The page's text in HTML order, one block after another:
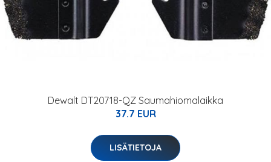
Dewalt DT20718-QZ Saumahiomalaikka
37.7 EUR
LISÄTIETOJA